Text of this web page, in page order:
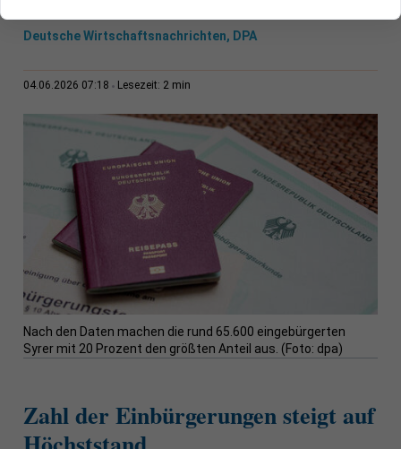
Deutsche Wirtschaftsnachrichten, DPA
04.06.2026 07:18 Lesezeit: 2 min
Nach den Daten machen die rund 65.600 eingebürgerten
Syrer mit 20 Prozent den größten Anteil aus. (Foto: dpa)
Zahl der Einbürgerungen steigt auf